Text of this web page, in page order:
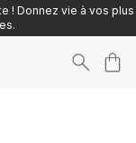
! Donnez vie à vos plus